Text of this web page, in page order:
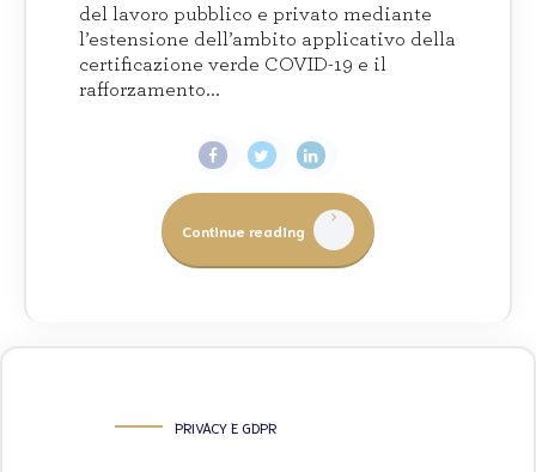
del lavoro pubblico e privato mediante
l’estensione dell’ambito applicativo della
certificazione verde COVID-19 e il
rafforzamento...
Continue reading
PRIVACY E GDPR